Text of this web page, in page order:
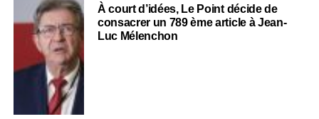
À court d’idées, Le Point décide de
consacrer un 789 ème article à Jean-
Luc Mélenchon